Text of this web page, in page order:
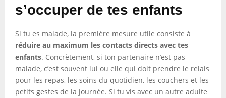
s’occuper de tes enfants
Si tu es malade, la première mesure utile consiste à
réduire au maximum les contacts directs avec tes
enfants. Concrètement, si ton partenaire n’est pas
malade, c’est souvent lui ou elle qui doit prendre le relais
pour les repas, les soins du quotidien, les couchers et les
petits gestes de la journée. Si tu vis avec un autre adulte